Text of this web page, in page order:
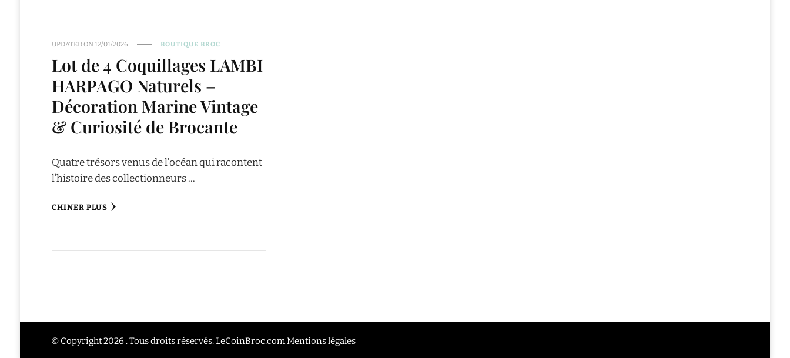
UPDATED ON12/01/2026 BOUTIQUE BROC
Lot de 4 Coquillages LAMBI
HARPAGO Naturels –
Décoration Marine Vintage
& Curiosité de Brocante
Quatre trésors venus de l’océan qui racontent
l’histoire des collectionneurs …
CHINER PLUS
© Copyright 2026 . Tous droits réservés. LeCoinBroc.comMentions légales